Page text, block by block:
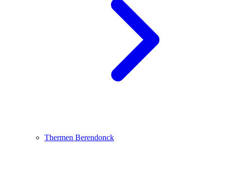
Thermen Berendonck